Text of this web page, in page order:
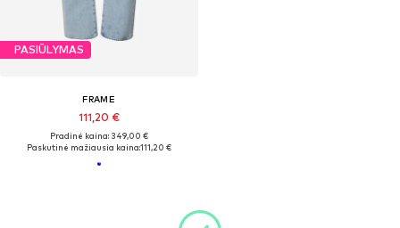
PASIŪLYMAS
FRAME
111,20 €
Pradinė kaina: 349,00 €
Paskutinė mažiausia kaina:111,20 €